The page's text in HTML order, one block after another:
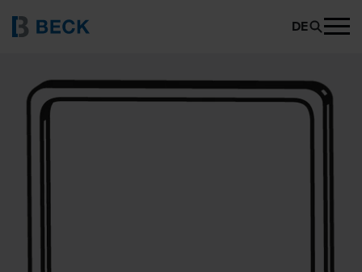
BECK SECO A PRODUKT ANFRAGEN
DE